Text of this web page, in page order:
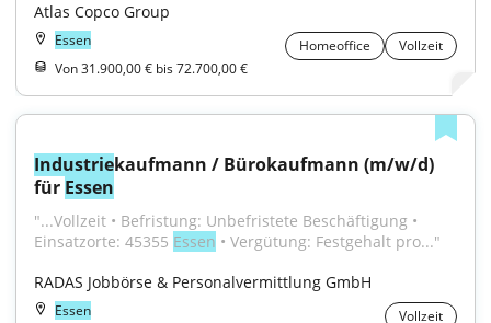
Atlas Copco Group
Essen Homeoffice
Vollzeit
Von 31.900,00 € bis 72.700,00 €
Industriekaufmann / Bürokaufmann (m/w/d)
für Essen
"...Vollzeit • Befristung: Unbefristete Beschäftigung •
Einsatzorte: 45355 Essen • Vergütung: Festgehalt pro..."
RADAS Jobbörse & Personalvermittlung GmbH
Essen Vollzeit